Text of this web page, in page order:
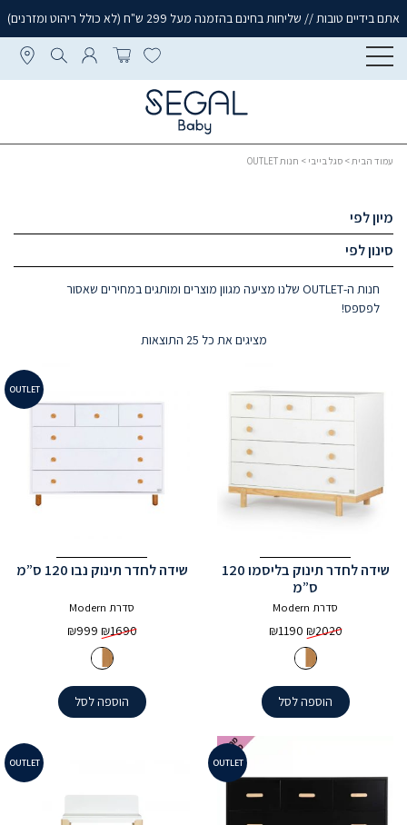
אתם בידיים טובות // שליחות בחינם בהזמנה מעל 299 ש"ח (לא כולל ריהוט ומזרנים)
עמוד הבית> סגל בייבי > חנות OUTLET
מיון לפי
סינון לפי
חנות ה-OUTLET שלנו מציעה מגוון מוצרים ומותגים במחירים שאסור
לפספס!
מציגים את כל ⁦25⁩ התוצאות
שידה לחדר תינוק בליסמו 120
ס”מ
סדרת Modern
₪2020
המחיר
המקורי
היה:
₪2020.
₪1190
₪1190.
הוספה לסל
OUTLET
שידה לחדר תינוק נבו 120 ס”מ
סדרת Modern
₪1690
המחיר
המקורי
היה:
₪1690.
₪999
₪999.
הוספה לסל
OUTLET
OUTLET